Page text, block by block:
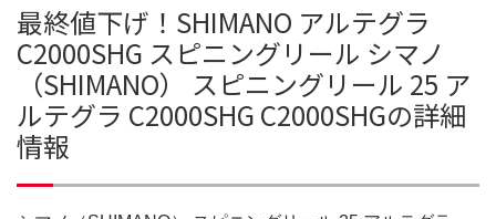
最終値下げ！SHIMANO アルテグラ
C2000SHG スピニングリール シマノ
（SHIMANO） スピニングリール 25 ア
ルテグラ C2000SHG C2000SHGの詳細
情報